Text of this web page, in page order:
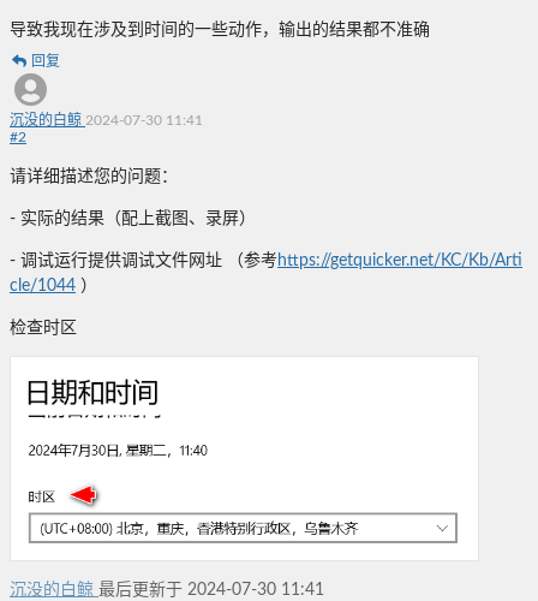
导致我现在涉及到时间的一些动作，输出的结果都不准确
回复
沉没的白鲸 2024-07-30 11:41
#2
请详细描述您的问题：
- 实际的结果（配上截图、录屏）
- 调试运行提供调试文件网址 （参考https://getquicker.net/KC/Kb/Arti
cle/1044 ）
检查时区
沉没的白鲸 最后更新于 2024-07-30 11:41